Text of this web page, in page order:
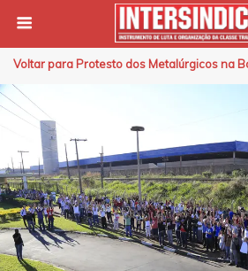
Voltar para Protesto dos Metalúrgicos na